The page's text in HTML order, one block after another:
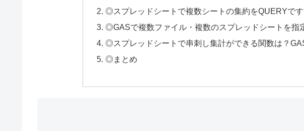
◎スプレッドシートで複数シートの集約をQUERYで
◎GASで複数ファイル・複数のスプレッドシートを指
◎スプレッドシートで串刺し集計ができる関数は？
◎まとめ